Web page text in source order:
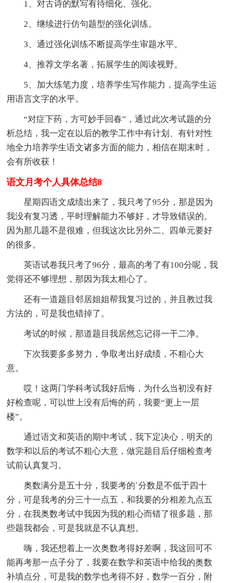
1、对古诗的默写有待细化、强化。
2、继续进行仿句题型的强化训练。
3、通过强化训练不断提高学生审题水平。
4、推荐文学名著，拓展学生的阅读视野。
5、加大练笔力度，培养学生写作能力，提高学生运
用语言文字的水平。
“对症下药，方可妙手回春”，通过此次考试题的分
析总结，我一定在以后的教学工作中有计划、有针对性
地全力培养学生语文诸多方面的能力，相信在期末时，
会有所收获！
语文月考个人具体总结8
星期四语文成绩出来了，我只考了95分，那是因为
我没有复习透，平时理解能力不够好，才导致错误的。
因为那几题不是很难，但我这次比另外二、四单元要好
的很多。
英语试卷我只考了96分，最高的考了有100分呢，我
觉得还不够理想，那因为我太粗心了。
还有一道题目邻居姐姐帮我复习过的，并且教过我
方法的，可是我也错掉了。
考试的时候，那道题目我居然忘记得一干二净。
下次我要多多努力，争取考出好成绩，不粗心大
意。
哎！这两门学科考试我好后悔，为什么当初没有好
好检查呢，可以世上没有后悔的药，我要“更上一层
楼”。
通过语文和英语的期中考试，我下定决心，明天的
数学和以后的考试不粗心大意，做完题目后仔细检查考
试前认真复习。
奥数满分是五十分，我要考的`分数是不低于四十
分，可是我考的分三十一点五，和我要的分相差九点五
分，在我奥数考试中我因为我的粗心而错了很多题，那
些题我都会，可是我就是不认真想。
嗨，我还想着上一次奥数考得好差啊，我这回可不
能再考那一点子分了，我要在数学和英语中给我的奥数
补填点分，可是我的数学也考得不好，数学一百分，附